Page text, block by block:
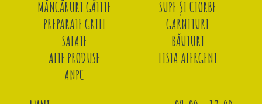
MÂNCĂRURI GĂTITE
SUPE ȘI CIORBE
PREPARATE GRILL
GARNITURI
SALATE
BĂUTURI
ALTE PRODUSE
LISTA ALERGENI
ANPC